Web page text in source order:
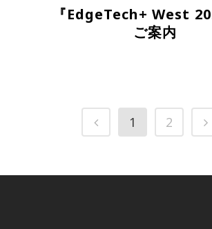
『EdgeTech+ West
ご案内
1 2